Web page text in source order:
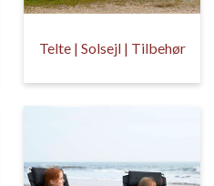
Telte | Solsejl | Tilbehør